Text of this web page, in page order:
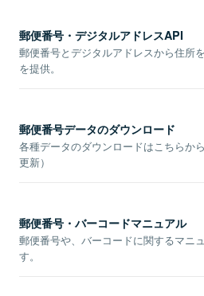
郵便番号・デジタルアドレスAPI
郵便番号とデジタルアドレスから住所
を提供。
郵便番号データのダウンロード
各種データのダウンロードはこちらか
更新）
郵便番号・バーコードマニュアル
郵便番号や、バーコードに関するマニ
す。